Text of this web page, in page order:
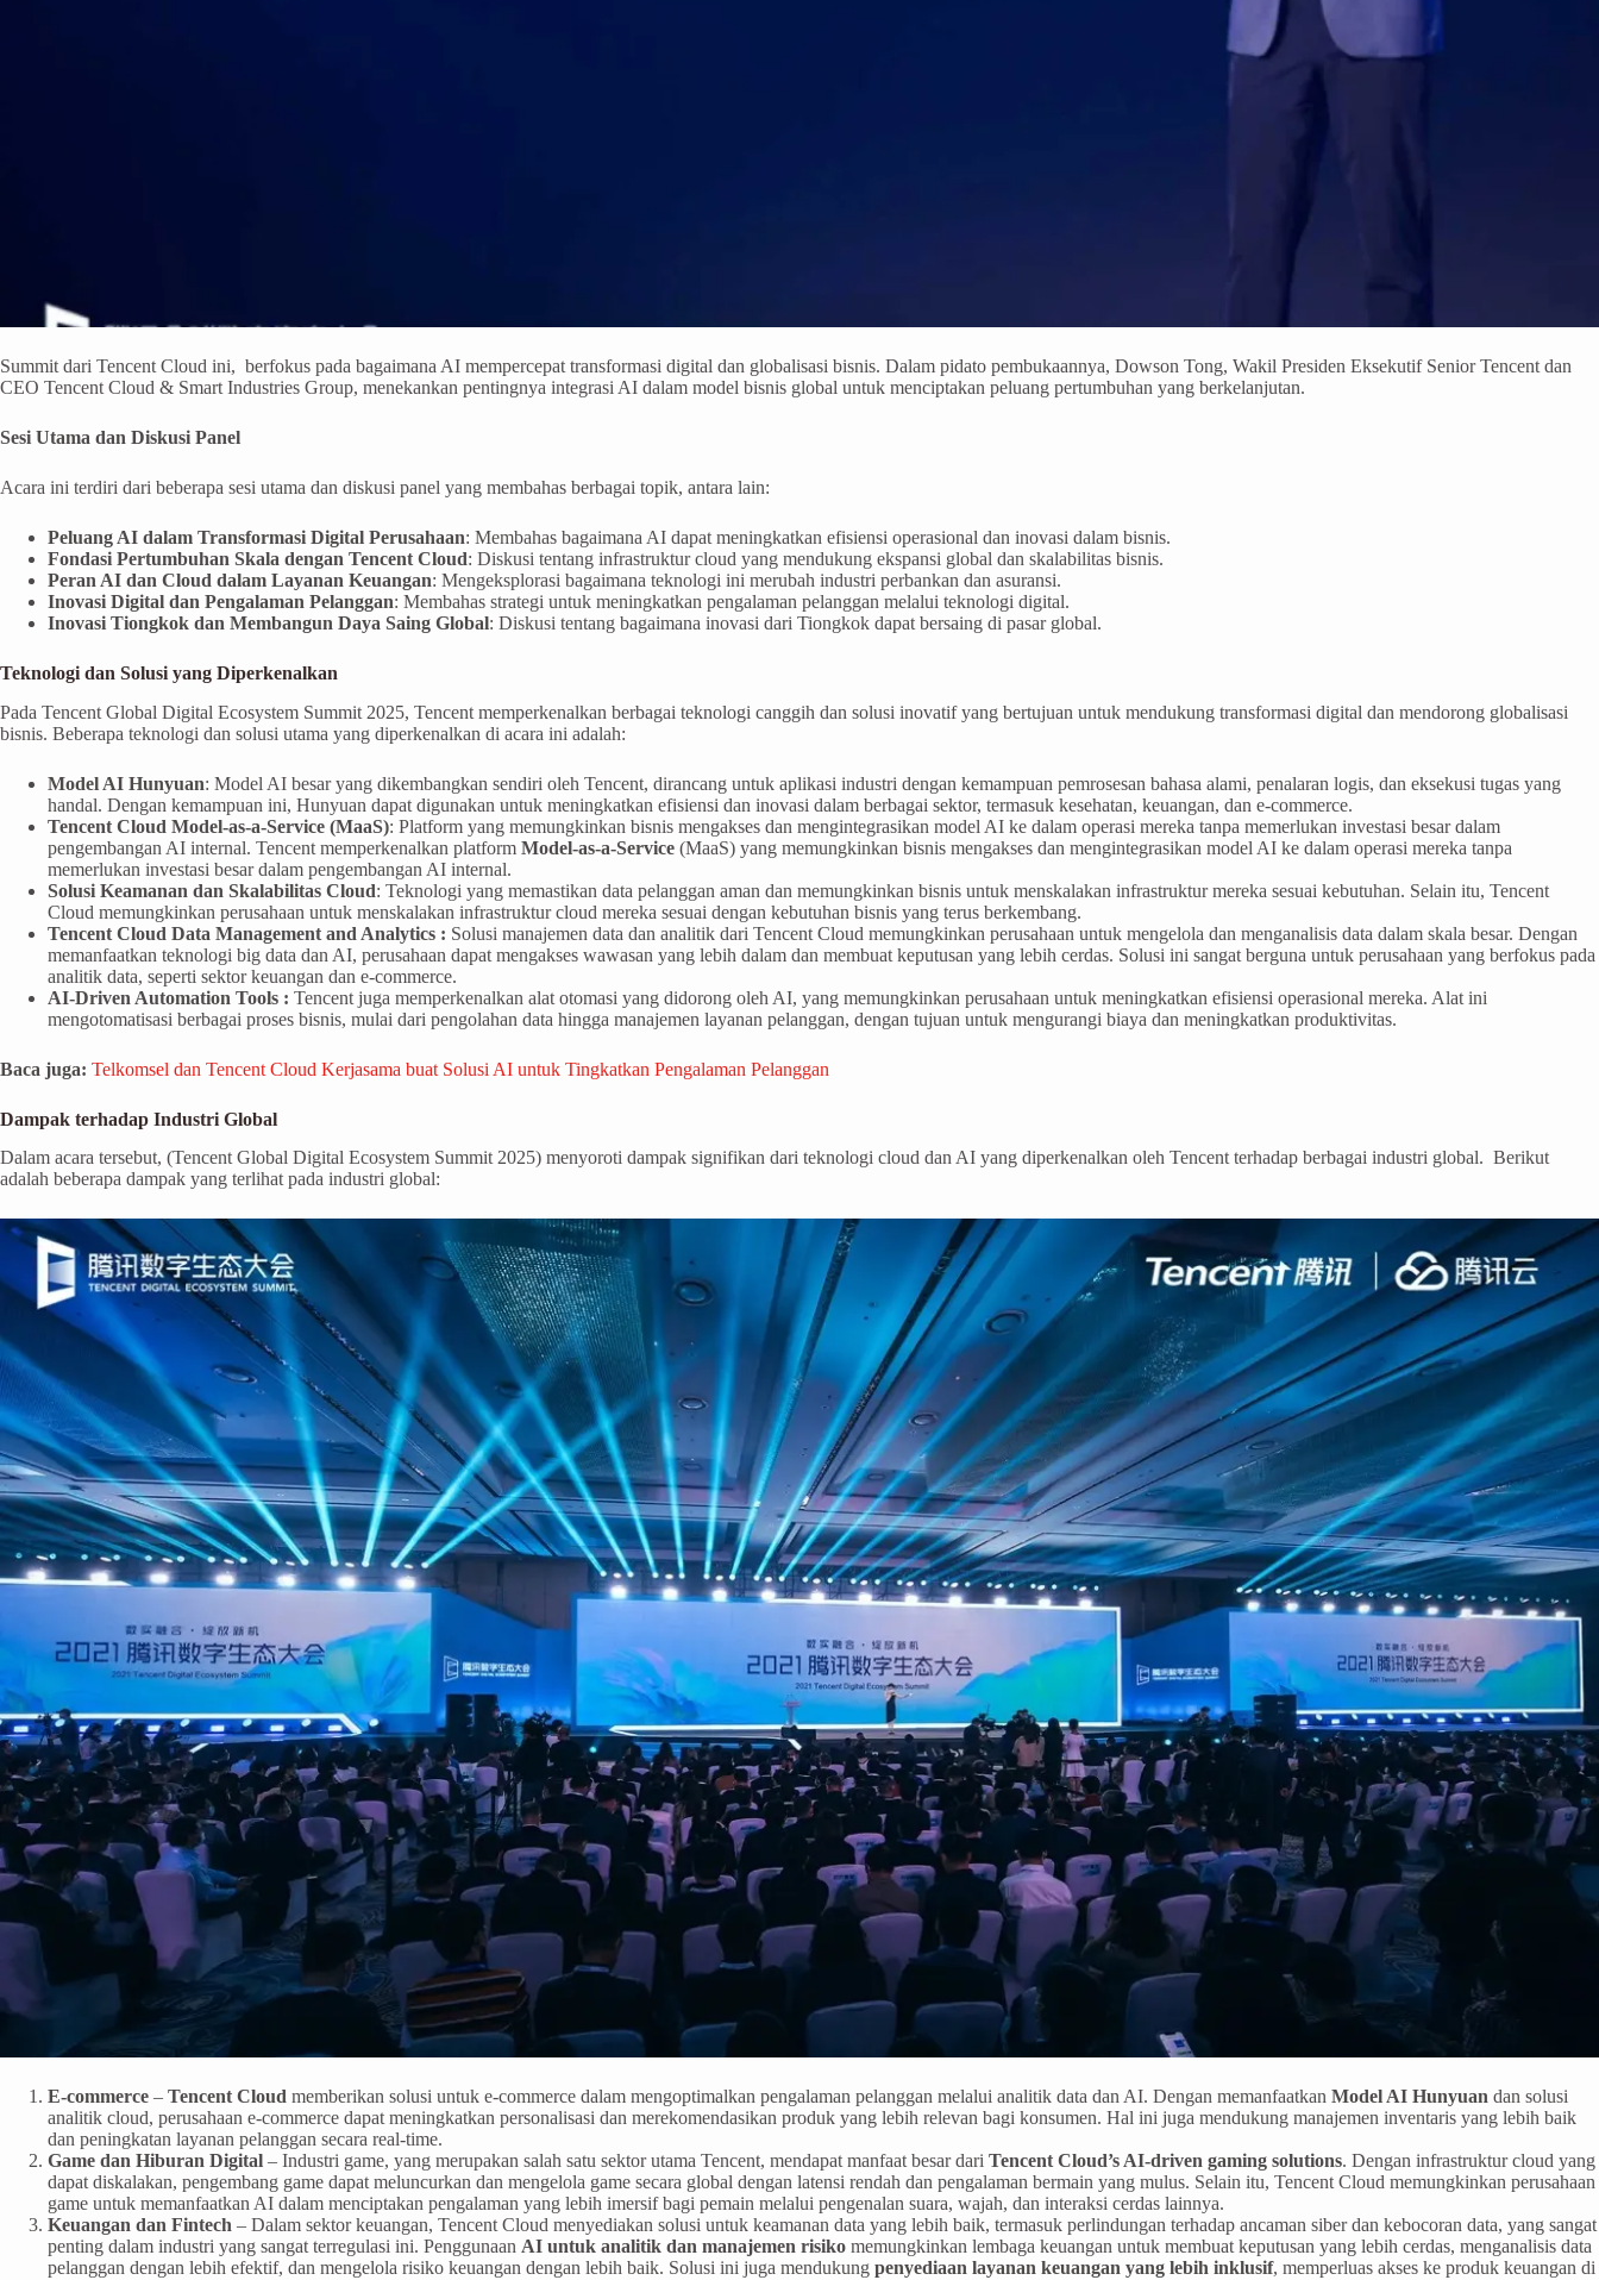
Summit dari Tencent Cloud ini, berfokus pada bagaimana AI mempercepat transformasi digital dan globalisasi bisnis. Dalam pidato pembukaannya, Dowson Tong, Wakil Presiden Eksekutif Senior Tencent dan
CEO Tencent Cloud & Smart Industries Group, menekankan pentingnya integrasi AI dalam model bisnis global untuk menciptakan peluang pertumbuhan yang berkelanjutan.
Sesi Utama dan Diskusi Panel
Acara ini terdiri dari beberapa sesi utama dan diskusi panel yang membahas berbagai topik, antara lain:
Peluang AI dalam Transformasi Digital Perusahaan: Membahas bagaimana AI dapat meningkatkan efisiensi operasional dan inovasi dalam bisnis.
Fondasi Pertumbuhan Skala dengan Tencent Cloud: Diskusi tentang infrastruktur cloud yang mendukung ekspansi global dan skalabilitas bisnis.
Peran AI dan Cloud dalam Layanan Keuangan: Mengeksplorasi bagaimana teknologi ini merubah industri perbankan dan asuransi.
Inovasi Digital dan Pengalaman Pelanggan: Membahas strategi untuk meningkatkan pengalaman pelanggan melalui teknologi digital.
Inovasi Tiongkok dan Membangun Daya Saing Global: Diskusi tentang bagaimana inovasi dari Tiongkok dapat bersaing di pasar global.
Teknologi dan Solusi yang Diperkenalkan
Pada Tencent Global Digital Ecosystem Summit 2025, Tencent memperkenalkan berbagai teknologi canggih dan solusi inovatif yang bertujuan untuk mendukung transformasi digital dan mendorong globalisasi
bisnis. Beberapa teknologi dan solusi utama yang diperkenalkan di acara ini adalah:
Model AI Hunyuan: Model AI besar yang dikembangkan sendiri oleh Tencent, dirancang untuk aplikasi industri dengan kemampuan pemrosesan bahasa alami, penalaran logis, dan eksekusi tugas yang
handal. Dengan kemampuan ini, Hunyuan dapat digunakan untuk meningkatkan efisiensi dan inovasi dalam berbagai sektor, termasuk kesehatan, keuangan, dan e-commerce.
Tencent Cloud Model-as-a-Service (MaaS): Platform yang memungkinkan bisnis mengakses dan mengintegrasikan model AI ke dalam operasi mereka tanpa memerlukan investasi besar dalam
pengembangan AI internal. Tencent memperkenalkan platform Model-as-a-Service (MaaS) yang memungkinkan bisnis mengakses dan mengintegrasikan model AI ke dalam operasi mereka tanpa
memerlukan investasi besar dalam pengembangan AI internal.
Solusi Keamanan dan Skalabilitas Cloud: Teknologi yang memastikan data pelanggan aman dan memungkinkan bisnis untuk menskalakan infrastruktur mereka sesuai kebutuhan. Selain itu, Tencent
Cloud memungkinkan perusahaan untuk menskalakan infrastruktur cloud mereka sesuai dengan kebutuhan bisnis yang terus berkembang.
Tencent Cloud Data Management and Analytics : Solusi manajemen data dan analitik dari Tencent Cloud memungkinkan perusahaan untuk mengelola dan menganalisis data dalam skala besar. Dengan
memanfaatkan teknologi big data dan AI, perusahaan dapat mengakses wawasan yang lebih dalam dan membuat keputusan yang lebih cerdas. Solusi ini sangat berguna untuk perusahaan yang berfokus pada
analitik data, seperti sektor keuangan dan e-commerce.
AI-Driven Automation Tools : Tencent juga memperkenalkan alat otomasi yang didorong oleh AI, yang memungkinkan perusahaan untuk meningkatkan efisiensi operasional mereka. Alat ini
mengotomatisasi berbagai proses bisnis, mulai dari pengolahan data hingga manajemen layanan pelanggan, dengan tujuan untuk mengurangi biaya dan meningkatkan produktivitas.
Baca juga: Telkomsel dan Tencent Cloud Kerjasama buat Solusi AI untuk Tingkatkan Pengalaman Pelanggan
Dampak terhadap Industri Global
Dalam acara tersebut, (Tencent Global Digital Ecosystem Summit 2025) menyoroti dampak signifikan dari teknologi cloud dan AI yang diperkenalkan oleh Tencent terhadap berbagai industri global. Berikut
adalah beberapa dampak yang terlihat pada industri global:
E-commerce – Tencent Cloud memberikan solusi untuk e-commerce dalam mengoptimalkan pengalaman pelanggan melalui analitik data dan AI. Dengan memanfaatkan Model AI Hunyuan dan solusi
analitik cloud, perusahaan e-commerce dapat meningkatkan personalisasi dan merekomendasikan produk yang lebih relevan bagi konsumen. Hal ini juga mendukung manajemen inventaris yang lebih baik
dan peningkatan layanan pelanggan secara real-time.
Game dan Hiburan Digital – Industri game, yang merupakan salah satu sektor utama Tencent, mendapat manfaat besar dari Tencent Cloud’s AI-driven gaming solutions. Dengan infrastruktur cloud yang
dapat diskalakan, pengembang game dapat meluncurkan dan mengelola game secara global dengan latensi rendah dan pengalaman bermain yang mulus. Selain itu, Tencent Cloud memungkinkan perusahaan
game untuk memanfaatkan AI dalam menciptakan pengalaman yang lebih imersif bagi pemain melalui pengenalan suara, wajah, dan interaksi cerdas lainnya.
Keuangan dan Fintech – Dalam sektor keuangan, Tencent Cloud menyediakan solusi untuk keamanan data yang lebih baik, termasuk perlindungan terhadap ancaman siber dan kebocoran data, yang sangat
penting dalam industri yang sangat terregulasi ini. Penggunaan AI untuk analitik dan manajemen risiko memungkinkan lembaga keuangan untuk membuat keputusan yang lebih cerdas, menganalisis data
pelanggan dengan lebih efektif, dan mengelola risiko keuangan dengan lebih baik. Solusi ini juga mendukung penyediaan layanan keuangan yang lebih inklusif, memperluas akses ke produk keuangan di